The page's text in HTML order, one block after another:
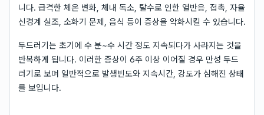
니다. 급격한 체온 변화, 체내 독소, 탈수로 인한 열반응, 접촉, 자율
신경계 실조, 소화기 문제, 음식 등이 증상을 악화시킬 수 있습니다.
두드러기는 초기에 수 분~수 시간 정도 지속되다가 사라지는 것을
반복하게 됩니다. 이러한 증상이 6주 이상 이어질 경우 만성 두드
러기로 보며 일반적으로 발생빈도와 지속시간, 강도가 심해진 상태
를 보입니다.